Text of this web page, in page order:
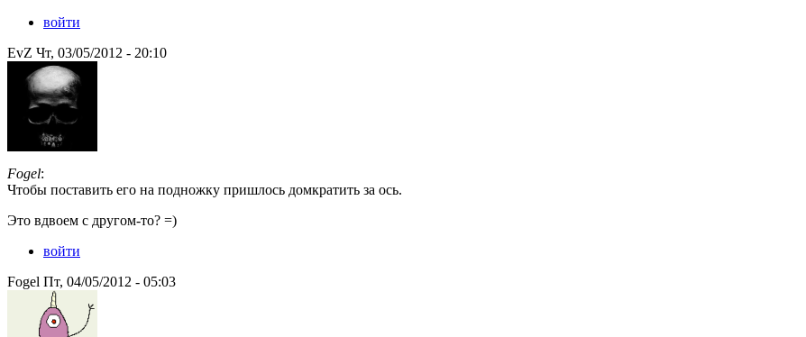
войти
EvZ Чт, 03/05/2012 - 20:10
Fogel:
Чтобы поставить его на подножку пришлось домкратить за ось.
Это вдвоем с другом-то? =)
войти
Fogel Пт, 04/05/2012 - 05:03